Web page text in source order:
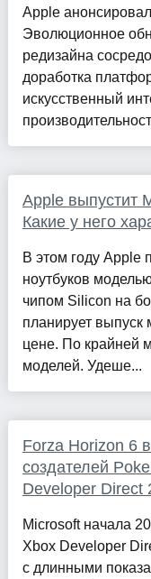
Apple
Эволюционное
редизайна
доработка
искусственный
Apple выпустит
Какие у него
В этом году
ноутбуков
чипом Silicon на
планирует выпуск
цене. По крайней
моделей. Удеше...
Forza Horizon 6
создателей
Developer Direct
Microsoft начала
Xbox Developer
с длинными